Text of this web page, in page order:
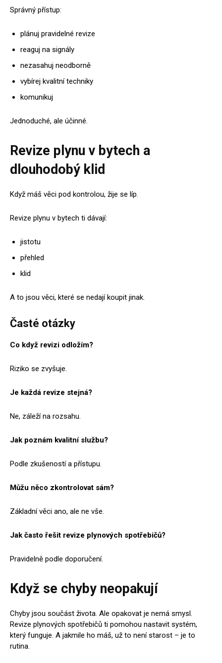
Správný přístup:
plánuj pravidelné revize
reaguj na signály
nezasahuj neodborně
vybírej kvalitní techniky
komunikuj
Jednoduché, ale účinné.
Revize plynu v bytech a
dlouhodobý klid
Když máš věci pod kontrolou, žije se líp.
Revize plynu v bytech ti dávají:
jistotu
přehled
klid
A to jsou věci, které se nedají koupit jinak.
Časté otázky
Co když revizi odložím?
Riziko se zvyšuje.
Je každá revize stejná?
Ne, záleží na rozsahu.
Jak poznám kvalitní službu?
Podle zkušeností a přístupu.
Můžu něco zkontrolovat sám?
Základní věci ano, ale ne vše.
Jak často řešit revize plynových spotřebičů?
Pravidelně podle doporučení.
Když se chyby neopakují
Chyby jsou součást života. Ale opakovat je nemá smysl.
Revize plynových spotřebičů ti pomohou nastavit systém,
který funguje. A jakmile ho máš, už to není starost – je to
rutina.